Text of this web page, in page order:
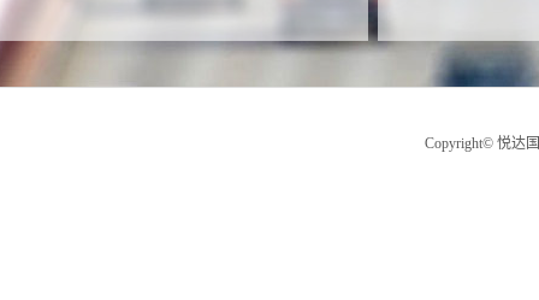
Copyright© 悦达